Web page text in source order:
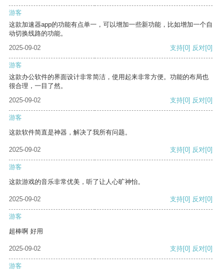
游客
这款加速器app的功能有点单一，可以增加一些新功能，比如增加一个自
动切换线路的功能。
2025-09-02
支持[0] 反对[0]
游客
这款办公软件的界面设计非常简洁，使用起来非常方便。功能的布局也
很合理，一目了然。
2025-09-02
支持[0] 反对[0]
游客
这款软件简直是神器，解决了我所有问题。
2025-09-02 支持[0] 反对[0]
游客
这款游戏的音乐非常优美，听了让人心旷神怡。
2025-09-02 支持[0] 反对[0]
游客
超棒啊 好用
2025-09-02 支持[0] 反对[0]
游客